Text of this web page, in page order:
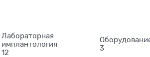
Лабораторная
имплантология
12
3